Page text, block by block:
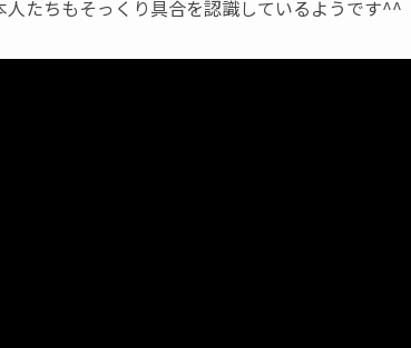
人たちもそっくり具合を認識しているようです^^